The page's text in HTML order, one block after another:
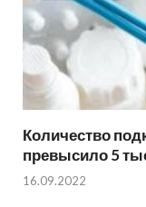
Количество
превысило 5
16.09.2022